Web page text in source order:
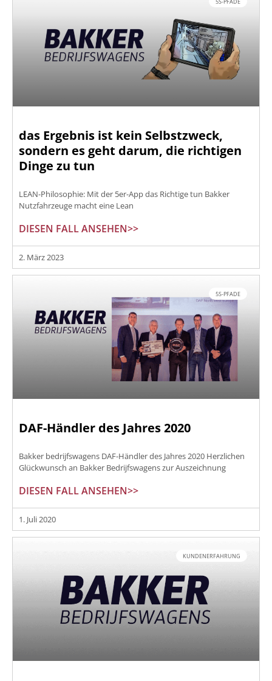
das Ergebnis ist kein Selbstzweck,
sondern es geht darum, die richtigen
Dinge zu tun
LEAN-Philosophie: Mit der 5er-App das Richtige tun Bakker
Nutzfahrzeuge macht eine Lean
DIESEN FALL ANSEHEN>>
2. März 2023
5S-PFADE
DAF-Händler des Jahres 2020
Bakker bedrijfswagens DAF-Händler des Jahres 2020 Herzlichen
Glückwunsch an Bakker Bedrijfswagens zur Auszeichnung
DIESEN FALL ANSEHEN>>
1. Juli 2020
KUNDENERFAHRUNG